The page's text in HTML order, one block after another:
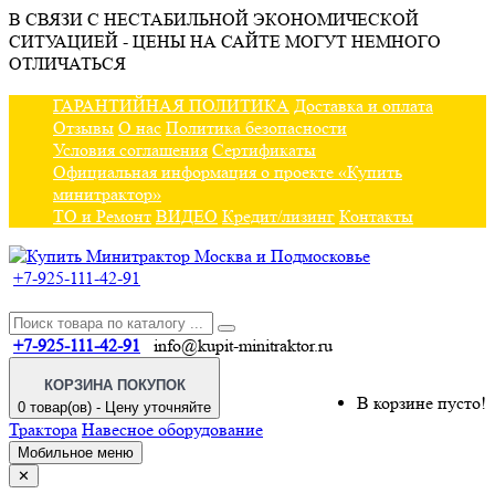
В СВЯЗИ С НЕСТАБИЛЬНОЙ ЭКОНОМИЧЕСКОЙ
СИТУАЦИЕЙ - ЦЕНЫ НА САЙТЕ МОГУТ НЕМНОГО
ОТЛИЧАТЬСЯ
ГАРАНТИЙНАЯ ПОЛИТИКА Доставка и оплата
Отзывы О нас Политика безопасности
Условия соглашения Сертификаты
Официальная информация о проекте «Купить
минитрактор»
ТО и Ремонт ВИДЕО Кредит/лизинг Контакты
+7-925-111-42-91
+7-925-111-42-91 info@kupit-minitraktor.ru
КОРЗИНА ПОКУПОК
0 товар(ов) - Цену уточняйте
В корзине пусто!
Трактора Навесное оборудование
Мобильное меню
✕